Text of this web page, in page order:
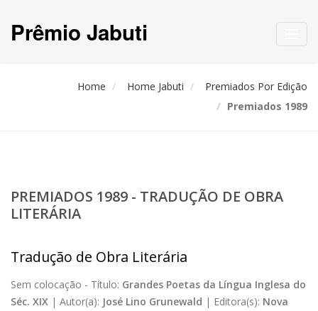
Prêmio Jabuti
Home Home Jabuti
Premiados Por Edição
Premiados 1989
PREMIADOS 1989 - TRADUÇÃO DE OBRA
LITERÁRIA
Tradução de Obra Literária
Sem colocação - Título: Grandes Poetas da Língua Inglesa do
Séc. XIX | Autor(a): José Lino Grunewald | Editora(s): Nova